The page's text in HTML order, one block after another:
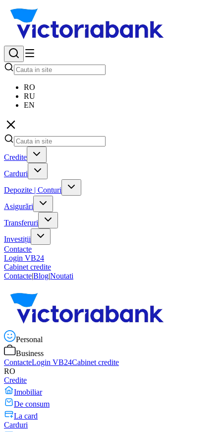
RO
RU
EN
Credite
Carduri
Depozite | Conturi
Asigurări
Transferuri
Investiții
Contacte
Login VB24
Cabinet credite
Contacte|Blog|Noutati
Personal
Business
ContacteLogin VB24Cabinet credite
RO
Credite
Imobiliar
De consum
La card
Carduri